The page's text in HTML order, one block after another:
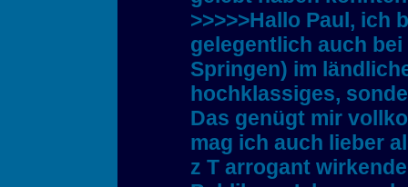
>>>>>Hallo Paul, ich
gelegentlich auch
Springen) im
hochklassiges,
Das genügt mir
mag ich auch lieber
z T arrogant